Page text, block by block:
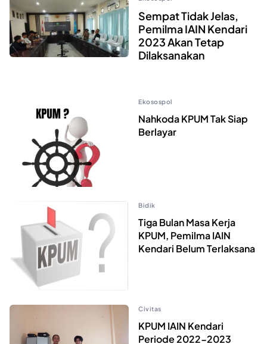
Sempat Tidak Jelas,
Pemilma IAIN Kendari
2023 Akan Tetap
Dilaksanakan
Ekosospol
Nahkoda KPUM Tak Siap
Berlayar
Bidik
Tiga Bulan Masa Kerja
KPUM, Pemilma IAIN
Kendari Belum Terlaksana
Civitas
KPUM IAIN Kendari
Periode 2022-2023